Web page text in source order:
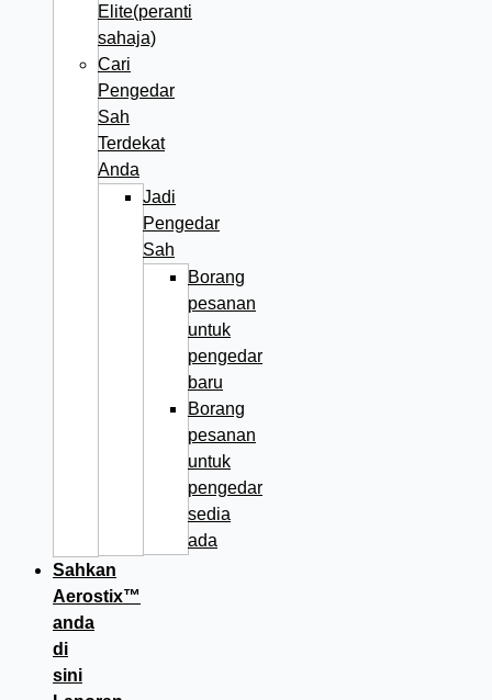
Elite(peranti
sahaja)
Cari
Pengedar
Sah
Terdekat
Anda
Jadi
Pengedar
Sah
Borang
pesanan
untuk
pengedar
baru
Borang
pesanan
untuk
pengedar
sedia
ada
Sahkan
Aerostix™
anda
di
sini